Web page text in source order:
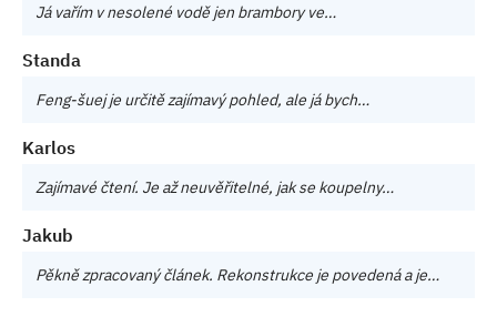
Já vařím v nesolené vodě jen brambory ve…
Standa
Feng-šuej je určitě zajímavý pohled, ale já bych…
Karlos
Zajímavé čtení. Je až neuvěřitelné, jak se koupelny…
Jakub
Pěkně zpracovaný článek. Rekonstrukce je povedená a je…